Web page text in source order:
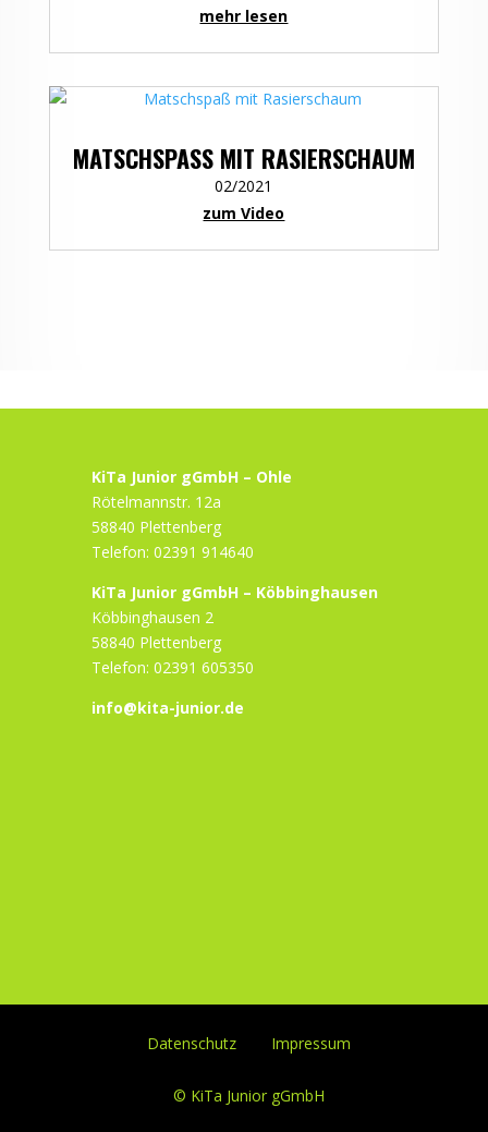
mehr lesen
MATSCHSPASS MIT RASIERSCHAUM
02/2021
zum Video
KiTa Junior gGmbH – Ohle
Rötelmannstr. 12a
58840 Plettenberg
Telefon: 02391 914640
KiTa Junior gGmbH – Köbbinghausen
Köbbinghausen 2
58840 Plettenberg
Telefon: 02391 605350
info@kita-junior.de
Datenschutz Impressum
© KiTa Junior gGmbH